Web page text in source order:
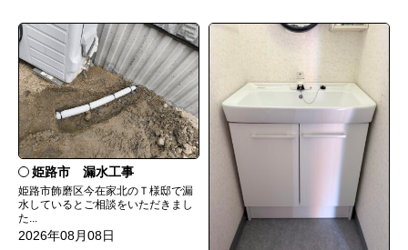
姫路市 漏水工事
姫路市飾磨区今在家北のＴ様邸で漏
水しているとご相談をいただきまし
た...
2026年08月08日